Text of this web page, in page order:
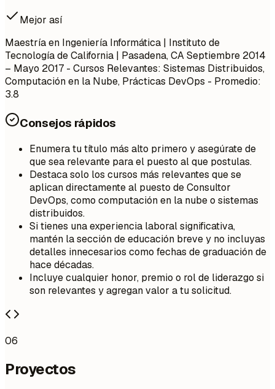
Mejor así
Maestría en Ingeniería Informática | Instituto de
Tecnología de California | Pasadena, CASeptiembre 2014
– Mayo 2017 - Cursos Relevantes: Sistemas Distribuidos,
Computación en la Nube, Prácticas DevOps - Promedio:
3.8
Consejos rápidos
Enumera tu título más alto primero y asegúrate de
que sea relevante para el puesto al que postulas.
Destaca solo los cursos más relevantes que se
aplican directamente al puesto de Consultor
DevOps, como computación en la nube o sistemas
distribuidos.
Si tienes una experiencia laboral significativa,
mantén la sección de educación breve y no incluyas
detalles innecesarios como fechas de graduación de
hace décadas.
Incluye cualquier honor, premio o rol de liderazgo si
son relevantes y agregan valor a tu solicitud.
06
Proyectos